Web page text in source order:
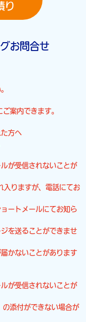
り
お問合せ
案内できます。
方へ
が受信されないことが
りますが、電話にてお
ートメールにてお知ら
を送ることができませ
かないことがあります
が受信されないことが
添付ができない場合が